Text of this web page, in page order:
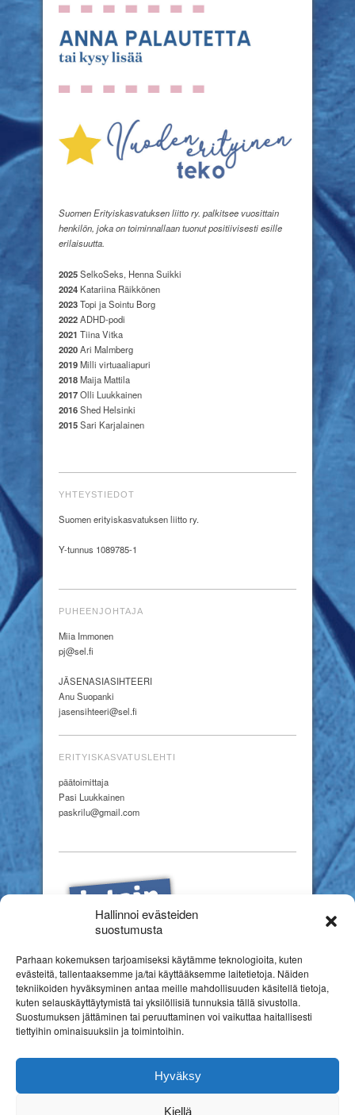
Hallinnoi evästeiden
suostumusta
Parhaan kokemuksen tarjoamiseksi käytämme teknologioita, kuten
evästeitä, tallentaaksemme ja/tai käyttääksemme laitetietoja. Näiden
tekniikoiden hyväksyminen antaa meille mahdollisuuden käsitellä tietoja,
kuten selauskäyttäytymistä tai yksilöllisiä tunnuksia tällä sivustolla.
Suostumuksen jättäminen tai peruuttaminen voi vaikuttaa haitallisesti
tiettyihin ominaisuuksiin ja toimintoihin.
Hyväksy
Kiellä
Suomen Erityiskasvatuksen liitto ry. palkitsee vuosittain
henkilön, joka on toiminnallaan tuonut positiivisesti esille
erilaisuutta.
2025SelkoSeks, Henna Suikki
2024 Katariina Räikkönen
2023Topi ja Sointu Borg
2022ADHD-podi
2021 Tiina Vitka
2020Ari Malmberg
2019Milli virtuaaliapuri
2018Maija Mattila
2017Olli Luukkainen
2016Shed Helsinki
2015Sari Karjalainen
YHTEYSTIEDOT
Suomen erityiskasvatuksen liitto ry.
Y-tunnus 1089785-1
PUHEENJOHTAJA
Miia Immonen
pj@sel.fi
JÄSENASIASIHTEERI
Anu Suopanki
jasensihteeri@sel.fi
ERITYISKASVATUSLEHTI
päätoimittaja
Pasi Luukkainen
paskrilu@gmail.com